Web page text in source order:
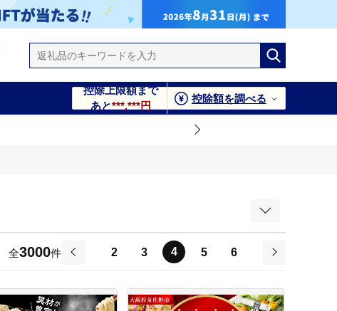
控除上限額まで
あと***,***円
控除額を調べる
全3000件
2 3 4 5
6